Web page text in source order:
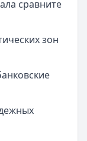
сравните
зон